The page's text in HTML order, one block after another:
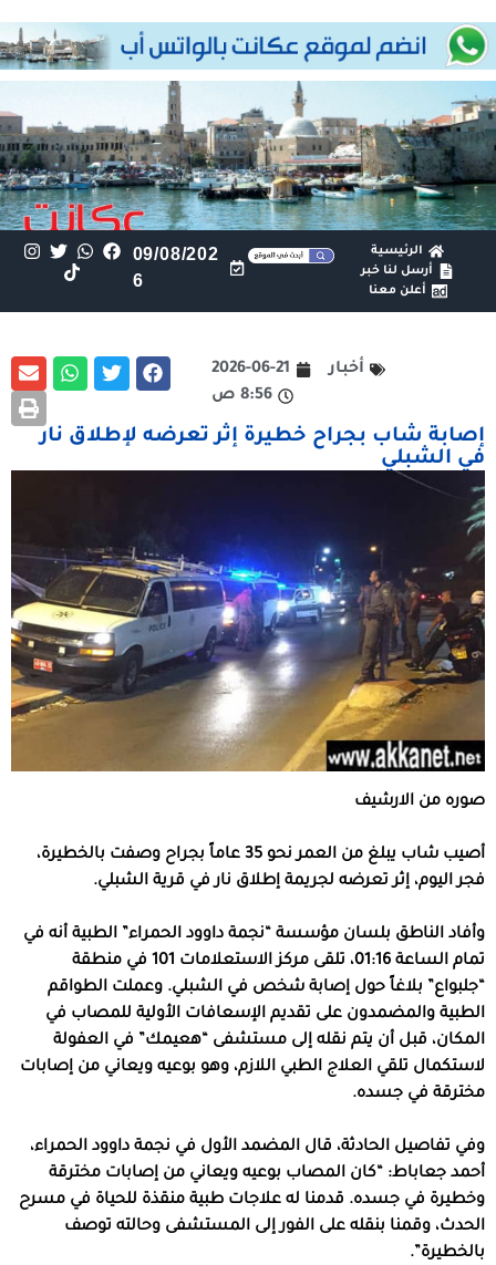
الرئيسية
أرسل لنا خبر
أعلن معنا
09/08/202
6
أخبار
2026-06-21
8:56 ص
إصابة شاب بجراح خطيرة إثر تعرضه لإطلاق نار
في الشبلي
صوره من الارشيف
أصيب شاب يبلغ من العمر نحو 35 عاماً بجراح وصفت بالخطيرة،
فجر اليوم، إثر تعرضه لجريمة إطلاق نار في قرية الشبلي.
وأفاد الناطق بلسان مؤسسة “نجمة داوود الحمراء” الطبية أنه في
تمام الساعة 01:16، تلقى مركز الاستعلامات 101 في منطقة
“جلبواع” بلاغاً حول إصابة شخص في الشبلي. وعملت الطواقم
الطبية والمضمدون على تقديم الإسعافات الأولية للمصاب في
المكان، قبل أن يتم نقله إلى مستشفى “هعيمك” في العفولة
لاستكمال تلقي العلاج الطبي اللازم، وهو بوعيه ويعاني من إصابات
مخترقة في جسده.
وفي تفاصيل الحادثة، قال المضمد الأول في نجمة داوود الحمراء،
أحمد جعاباط: “كان المصاب بوعيه ويعاني من إصابات مخترقة
وخطيرة في جسده. قدمنا له علاجات طبية منقذة للحياة في مسرح
الحدث، وقمنا بنقله على الفور إلى المستشفى وحالته توصف
بالخطيرة”.